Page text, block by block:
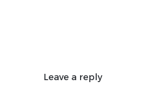
Leave a reply